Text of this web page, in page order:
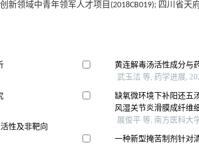
新领域中青年领军人才项目(2018CB019); 四川省天